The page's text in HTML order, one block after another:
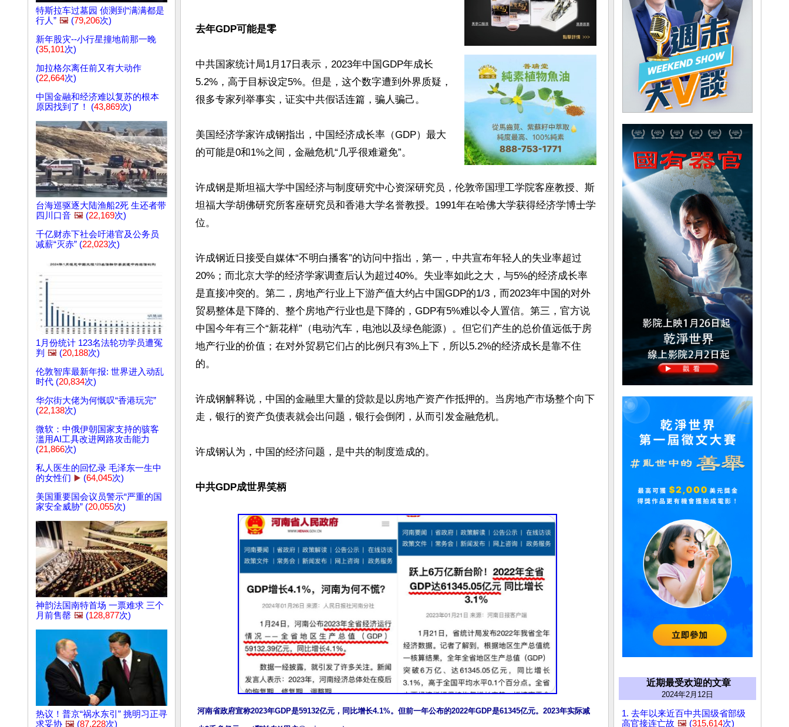
特斯拉车过墓园 侦测到“满满都是
行人” 🖼️ (79,206次)
新年股灾--小行星撞地前那一晚
(35,101次)
加拉格尔离任前又有大动作
(22,664次)
中国金融和经济难以复苏的根本
原因找到了！ (43,869次)
台海巡驱逐大陆渔船2死 生还者带
四川口音 🖼️ (22,169次)
千亿财赤下社会吁港官及公务员
减薪“灭赤” (22,023次)
1月份统计 123名法轮功学员遭冤
判 🖼️ (20,188次)
伦敦智库最新年报: 世界进入动乱
时代 (20,834次)
华尔街大佬为何慨叹“香港玩完”
(22,138次)
微软：中俄伊朝国家支持的骇客
滥用AI工具改进网路攻击能力
(21,866次)
私人医生的回忆录 毛泽东一生中
的女性们 ▶️ (64,045次)
美国重要国会议员警示“严重的国
家安全威胁” (20,055次)
神韵法国南特首场 一票难求 三个
月前售罄 🖼️ (128,877次)
热议！普京“祸水东引” 挑明习正寻
求妥协 🖼️ (87,228次)
去年GDP可能是零
中共国家统计局1月17日表示，2023年中国GDP年成长
5.2%，高于目标设定5%。但是，这个数字遭到外界质疑，
很多专家列举事实，证实中共假话连篇，骗人骗己。
美国经济学家许成钢指出，中国经济成长率（GDP）最大
的可能是0和1%之间，金融危机“几乎很难避免”。
许成钢是斯坦福大学中国经济与制度研究中心资深研究员，伦敦帝国理工学院客座教授、斯
坦福大学胡佛研究所客座研究员和香港大学名誉教授。1991年在哈佛大学获得经济学博士学
位。
许成钢近日接受自媒体“不明白播客”的访问中指出，第一，中共宣布年轻人的失业率超过
20%；而北京大学的经济学家调查后认为超过40%。失业率如此之大，与5%的经济成长率
是直接冲突的。第二，房地产行业上下游产值大约占中国GDP的1/3，而2023年中国的对外
贸易整体是下降的、整个房地产行业也是下降的，GDP有5%难以令人置信。第三，官方说
中国今年有三个“新花样”（电动汽车，电池以及绿色能源）。但它们产生的总价值远低于房
地产行业的价值；在对外贸易它们占的比例只有3%上下，所以5.2%的经济成长是靠不住
的。
许成钢解释说，中国的金融里大量的贷款是以房地产资产作抵押的。当房地产市场整个向下
走，银行的资产负债表就会出问题，银行会倒闭，从而引发金融危机。
许成钢认为，中国的经济问题，是中共的制度造成的。
中共GDP成世界笑柄
河南省政府宣称2023年GDP是59132亿元，同比增长4.1%。但前一年公布的2022年GDP是61345亿元。2023年实际减
近期最受欢迎的文章
2024年2月12日
1. 去年以来近百中共国级省部级
高官接连亡故 🖼️ (315,614次)